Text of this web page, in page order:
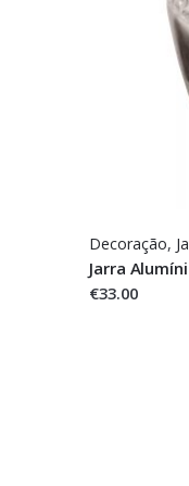
Decoração,
Jarra
€33.00